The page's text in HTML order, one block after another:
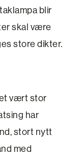
blir
skal være
store dikter.
vært stor
har
stort nytt
med